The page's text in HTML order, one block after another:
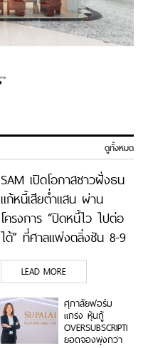
ดูทั้งหมด
SAM เปิดโอกาสชาวฝั่งธน
แก้หนี้เสียต่ำแสน ผ่าน
โครงการ “ปิดหนี้ไว ไปต่อ
ได้” ที่ศาลแพ่งตลิ่งชัน 8-9
ส.ค.69
LEAD MORE
ศุภาลัยฟอร์ม
แกร่ง หุ้นกู้
OVERSUBSCRIPTION
ยอดจองพุ่งกว่า